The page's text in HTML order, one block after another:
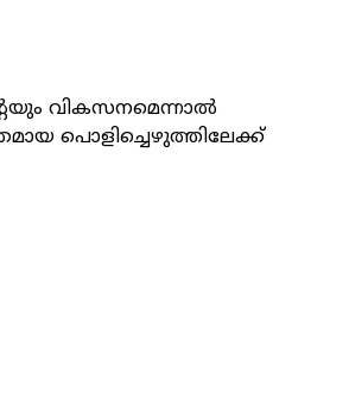
വികസനമെന്നാൽ
പൊളിച്ചെഴുത്തിലേക്ക്